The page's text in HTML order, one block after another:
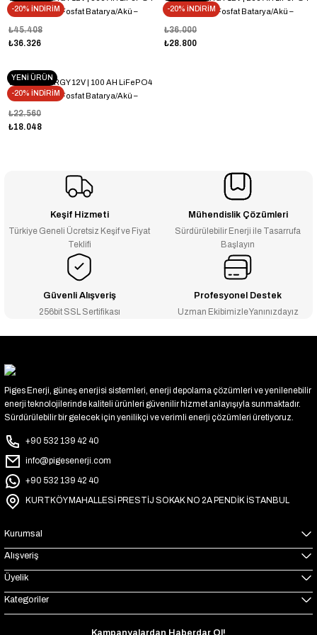
-20% İNDİRİM
Lityum Demir Fosfat Batarya/Akü –
Bluetooth
₺36.326
₺45.408
-20% İNDİRİM
Lityum Demir Fosfat Batarya/Akü –
Bluetooth
₺28.800
₺36.000
YENİ ÜRÜN
-20% İNDİRİM
WERER ENERGY 12V | 100 AH LiFePO4
Lityum Demir Fosfat Batarya/Akü –
Bluetooth
₺18.048
₺22.560
Keşif Hizmeti
Türkiye Geneli Ücretsiz Keşif ve Fiyat
Teklifi
Mühendislik Çözümleri
Sürdürülebilir Enerji ile Tasarrufa
Başlayın
Güvenli Alışveriş
256bit SSL Sertifikası
Profesyonel Destek
Uzman Ekibimizle Yanınızdayız
Piges Enerji, güneş enerjisi sistemleri, enerji depolama çözümleri ve yenilenebilir
enerji teknolojilerinde kaliteli ürünleri güvenilir hizmet anlayışıyla sunmaktadır.
Sürdürülebilir bir gelecek için yenilikçi ve verimli enerji çözümleri üretiyoruz.
+90 532 139 42 40
info@pigesenerji.com
+90 532 139 42 40
KURTKÖY MAHALLESİ PRESTİJ SOKAK NO 2A PENDİK İSTANBUL
Kurumsal
Alışveriş
Üyelik
Kategoriler
Kampanyalardan Haberdar Ol!